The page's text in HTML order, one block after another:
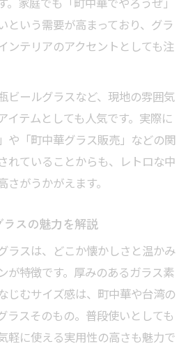
という需要が高まっており、グラ
ンテリアのアクセントとしても注
ビールグラスなど、現地の雰囲気
イテムとしても人気です。実際に
や「町中華グラス販売」などの関
れていることからも、レトロな中
がうかがえます。
スの魅力を解説
ラスは、どこか懐かしさと温かみ
が特徴です。厚みのあるガラス素
じむサイズ感は、町中華や台湾の
ラスそのもの。普段使いとしても
軽に使える実用性の高さも魅力で